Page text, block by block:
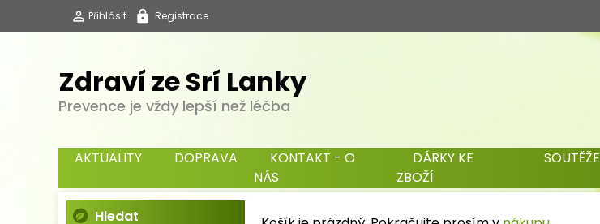
Přihlásit Registrace
Zdraví ze Srí Lanky
Prevence je vždy lepší než léčba
AKTUALITY DOPRAVA
KONTAKT - O
NÁS
DÁRKY KE
ZBOŽÍ
SOUTĚŽE
Hledat